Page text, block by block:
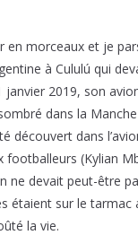
en morceaux et je
à Cululú qui
2019, son
dans la
dans
(Kylian
ne devait peut-être
étaient sur le
la vie.